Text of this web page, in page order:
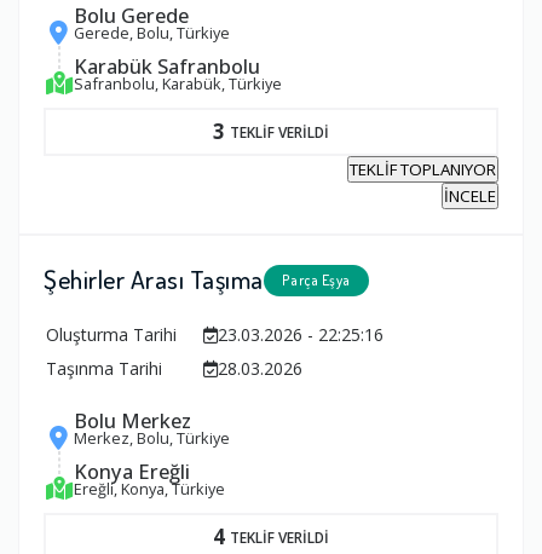
Bolu Gerede
Gerede, Bolu, Türkiye
Karabük Safranbolu
Safranbolu, Karabük, Türkiye
3 TEKLİF VERİLDİ
TEKLİF TOPLANIYOR
İNCELE
Şehirler Arası Taşıma Parça Eşya
Oluşturma Tarihi
23.03.2026 - 22:25:16
Taşınma Tarihi
28.03.2026
Bolu Merkez
Merkez, Bolu, Türkiye
Konya Ereğli
Ereğli, Konya, Türkiye
4 TEKLİF VERİLDİ